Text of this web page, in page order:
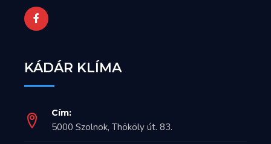
KÁDÁR KLÍMA
Cím:
5000 Szolnok, Thököly út. 83.